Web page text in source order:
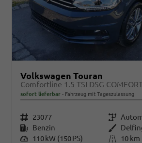
Volkswagen Touran
sofort lieferbar Fahrzeug mit Tageszulassung
Fahrzeugnr. 23077 Getriebe
Kraftstoff Benzin Außenfarbe
Leistung 110 kW (150 PS) Kilometerstand
10 km